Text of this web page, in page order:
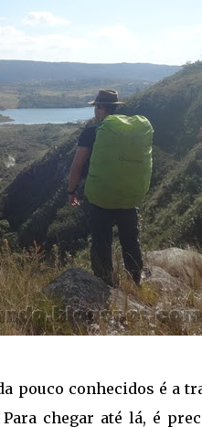
conhecidos é a
chegar até lá, é